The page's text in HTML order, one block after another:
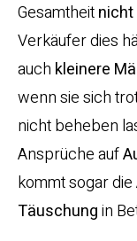
Gesamtheit
Verkäufer dies
auch kleinere
wenn sie sich
nicht beheben
Ansprüche auf
kommt sogar die
Täuschungin